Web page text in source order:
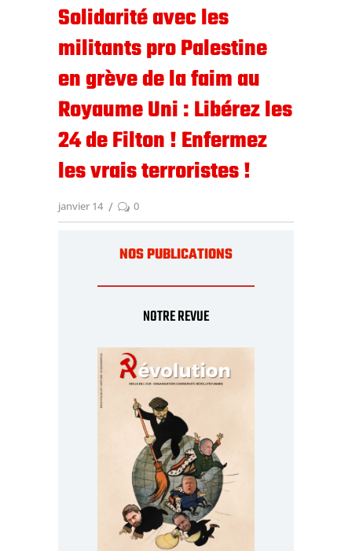
Solidarité avec les
militants pro Palestine
en grève de la faim au
Royaume Uni : Libérez les
24 de Filton ! Enfermez
les vrais terroristes !
janvier 14 0
NOS PUBLICATIONS
NOTRE REVUE